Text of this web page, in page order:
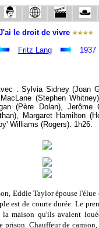
le droit de vivre
Fritz Lang
1937
: Sylvia Sidney (Joan
(Stephen
(Père Dolan), Jerôme
Margaret Hamilton
Williams (Rogers). 1h26.
Eddie Taylor épouse
est de courte durée. Le
maison qu'ils avaient
prison. Chauffeur de